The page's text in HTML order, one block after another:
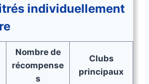
individuellement
Nombre de
récompense
s
Clubs
principaux